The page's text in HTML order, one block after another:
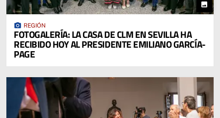
photo
photo_camera REGIÓN
FOTOGALERÍA: LA CASA DE CLM EN SEVILLA HA
RECIBIDO HOY AL PRESIDENTE EMILIANO GARCÍA-
PAGE